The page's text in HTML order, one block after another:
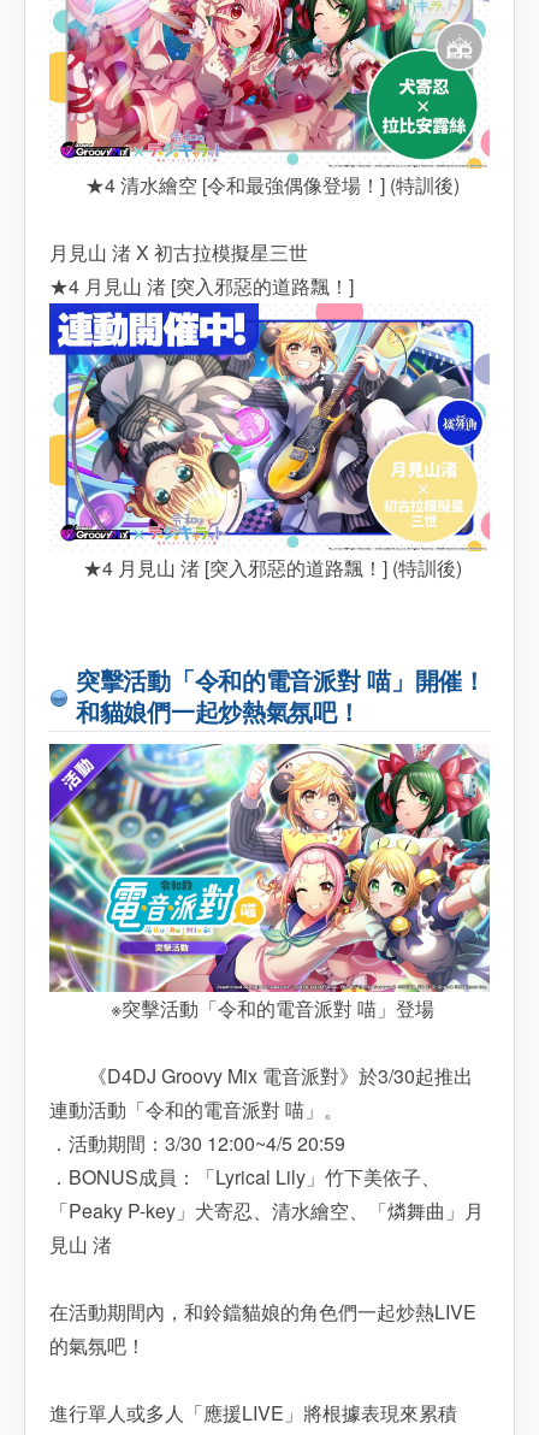
★4 清水繪空 [令和最強偶像登場！] (特訓後)
月見山 渚 X 初古拉模擬星三世
★4 月見山 渚 [突入邪惡的道路飄！]
★4 月見山 渚 [突入邪惡的道路飄！] (特訓後)
突擊活動「令和的電音派對 喵」開催！
和貓娘們一起炒熱氣氛吧！
※突擊活動「令和的電音派對 喵」登場
《D4DJ Groovy Mix 電音派對》於3/30起推出
連動活動「令和的電音派對 喵」。
．活動期間：3/30 12:00~4/5 20:59
．BONUS成員：「Lyrical Lily」竹下美依子、
「Peaky P-key」犬寄忍、清水繪空、「燐舞曲」月
見山 渚
在活動期間內，和鈴鐺貓娘的角色們一起炒熱LIVE
的氣氛吧！
進行單人或多人「應援LIVE」將根據表現來累積